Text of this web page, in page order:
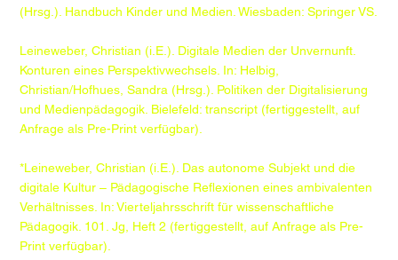
(Hrsg.). Handbuch Kinder und Medien. Wiesbaden: Springer VS.
Leineweber, Christian (i.E.). Digitale Medien der Unvernunft.
Konturen eines Perspektivwechsels. In: Helbig,
Christian/Hofhues, Sandra (Hrsg.). Politiken der Digitalisierung
und Medienpädagogik. Bielefeld: transcript (fertiggestellt, auf
Anfrage als Pre-Print verfügbar).
*Leineweber, Christian (i.E.). Das autonome Subjekt und die
digitale Kultur – Pädagogische Reflexionen eines ambivalenten
Verhältnisses. In: Vierteljahrsschrift für wissenschaftliche
Pädagogik. 101. Jg, Heft 2 (fertiggestellt, auf Anfrage als Pre-
Print verfügbar).